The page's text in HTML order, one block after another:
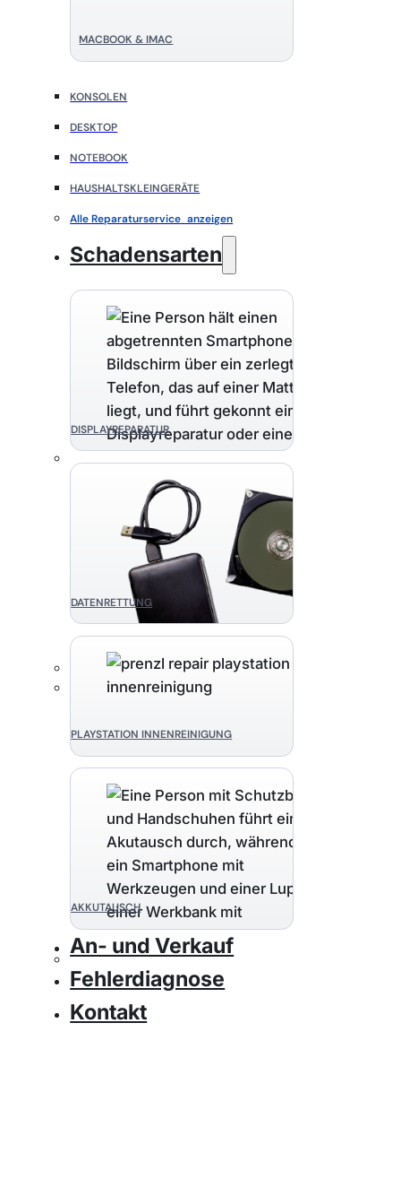
MACBOOK & IMAC
KONSOLEN
DESKTOP
NOTEBOOK
HAUSHALTSKLEINGERÄTE
Alle Reparaturservice anzeigen
Schadensarten
DISPLAYREPARATUR
DATENRETTUNG
PLAYSTATION INNENREINIGUNG
AKKUTAUSCH
An- und Verkauf
Fehlerdiagnose
Kontakt